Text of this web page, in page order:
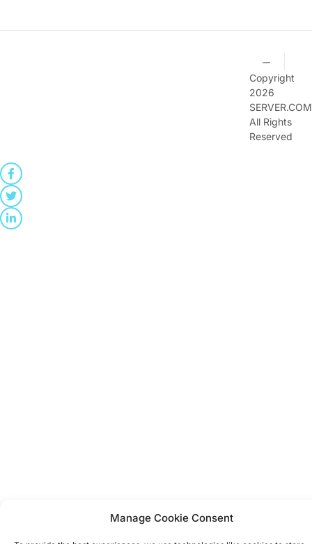
Manage Cookie Consent
Copyright
2026
All Rights
Reserved